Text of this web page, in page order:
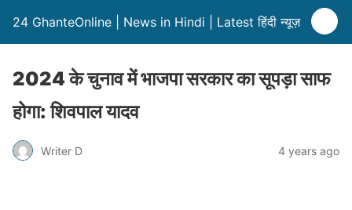
24 GhanteOnline | News in Hindi | Latest हिंदी न्यूज़
2024 के चुनाव में भाजपा सरकार का सूपड़ा साफ
होगा: शिवपाल यादव
Writer D 4 years ago